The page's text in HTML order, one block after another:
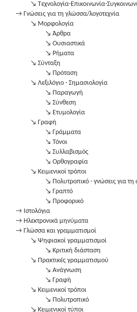
↘ Τεχνολογία-Επικοινωνία-
→ Γνώσεις για τη γλώσσα/λογοτεχνία
↘ Μορφολογία
↘ Άρθρα
↘ Ουσιαστικά
↘ Ρήματα
↘ Σύνταξη
↘ Πρόταση
↘ Λεξιλόγιο - Σημασιολογία
↘ Παραγωγή
↘ Σύνθεση
↘ Ετυμολογία
↘ Γραφή
↘ Γράμματα
↘ Τόνοι
↘ Συλλαβισμός
↘ Ορθογραφία
↘ Κειμενικοί τρόποι
↘ Πολυτροπικό - γνώσεις για
↘ Γραπτό
↘ Προφορικό
→ Ιστολόγια
→ Ηλεκτρονικά μηνύματα
→ Γλώσσα και γραμματισμοί
↘ Ψηφιακοί γραμματισμοί
↘ Κριτική διάσταση
↘ Πρακτικές γραμματισμού
↘ Ανάγνωση
↘ Γραφή
↘ Κειμενικοί τρόποι
↘ Πολυτροπικό
↘ Κειμενικοί τύποι